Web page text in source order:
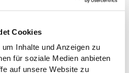
Cookies
Inhalte und Anzeigen zu
für soziale Medien anbieten
auf unsere Website zu